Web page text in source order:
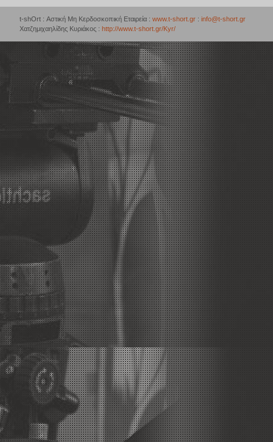
t-shOrt : Αστική Μη Κερδοσκοπική Εταιρεία : www.t-short.gr : info@t-short.gr
Χατζημιχαηλίδης Κυριάκος : http://www.t-short.gr/Kyr/